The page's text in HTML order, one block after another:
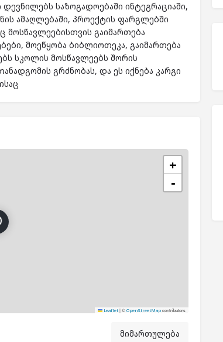
საზოგადოებაში ინტეგრაციაში,
ამაღლებაში, პროექტის ფარგლებში
მოსწავლეებისთვის გაიმართება
მოეწყობა ბიბლიოთეკა, გაიმართება
სკოლის მოსწავლეებს შორის
გრძნობას, და ეს იქნება კარგი
+
−
Leaflet |© OpenStreetMapcontributors
მიმართულება